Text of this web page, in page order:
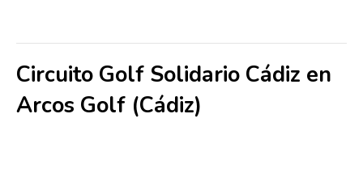
Circuito Golf Solidario Cádiz en
Arcos Golf (Cádiz)